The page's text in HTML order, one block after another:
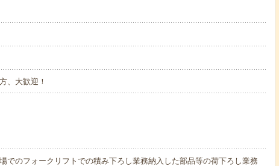
、大歓迎！
でのフォークリフトでの積み下ろし業務納入した部品等の荷下ろし業務